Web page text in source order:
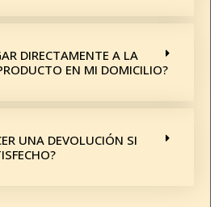
DIRECTAMENTE A LA
EN MI DOMICILIO?
UNA DEVOLUCIÓN SI